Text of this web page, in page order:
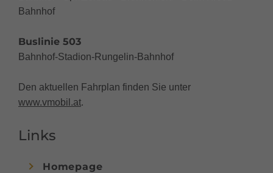
Bahnhof
Buslinie 503
Bahnhof-Stadion-Rungelin-Bahnhof
Den aktuellen Fahrplan finden Sie unter
www.vmobil.at.
Links
Homepage